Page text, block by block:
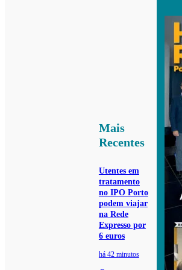
Mais
Recentes
Utentes em
tratamento
no IPO Porto
podem viajar
na Rede
Expresso por
6 euros
há 42 minutos